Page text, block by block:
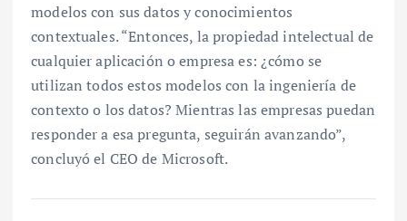
modelos con sus datos y conocimientos
contextuales. “Entonces, la propiedad intelectual de
cualquier aplicación o empresa es: ¿cómo se
utilizan todos estos modelos con la ingeniería de
contexto o los datos? Mientras las empresas puedan
responder a esa pregunta, seguirán avanzando”,
concluyó el CEO de Microsoft.